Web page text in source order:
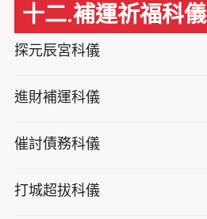
十二.補運祈福科儀
探元辰宮科儀
進財補運科儀
催討債務科儀
打城超拔科儀